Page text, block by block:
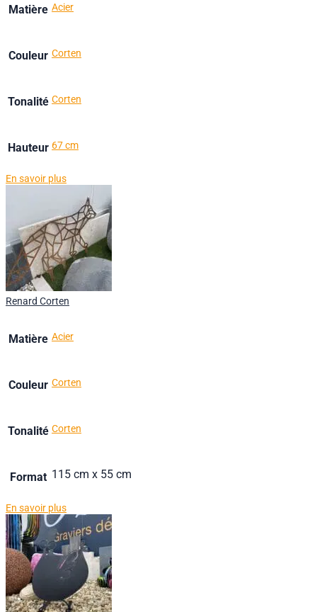
Matière Acier
Couleur Corten
Tonalité Corten
Hauteur 67 cm
En savoir plus
Renard Corten
Matière Acier
Couleur Corten
Tonalité Corten
Format 115 cm x 55 cm
En savoir plus